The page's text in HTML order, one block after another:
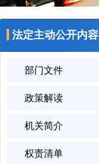
法定主动公开内容
部门文件
政策解读
机关简介
权责清单